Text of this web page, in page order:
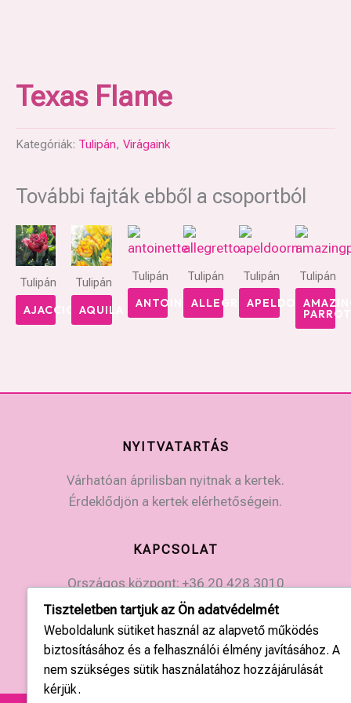
Texas Flame
Kategóriák: Tulipán, Virágaink
További fajták ebből a csoportból
Tulipán
AJACCIO
Tulipán
AQUILA
Tulipán
ANTOINETTE
Tulipán
ALLEGRETTO
Tulipán
APELDOORN
Tulipán
PARROT
NYITVATARTÁS
Várhatóan áprilisban nyitnak a kertek.
Érdeklődjön a kertek elérhetőségein.
KAPCSOLAT
Országos központ: +36 20 428 3010
kapcsolat@tulipgarden.hu
Tiszteletben tartjuk az Ön adatvédelmét
Weboldalunk sütiket használ az alapvető működés
biztosításához és a felhasználói élmény javításához. A
nem szükséges sütik használatához hozzájárulását
kérjük.